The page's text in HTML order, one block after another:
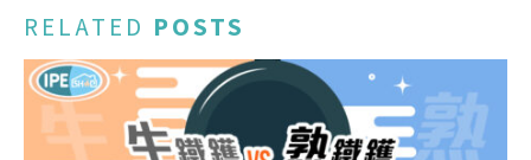
RELATED POSTS